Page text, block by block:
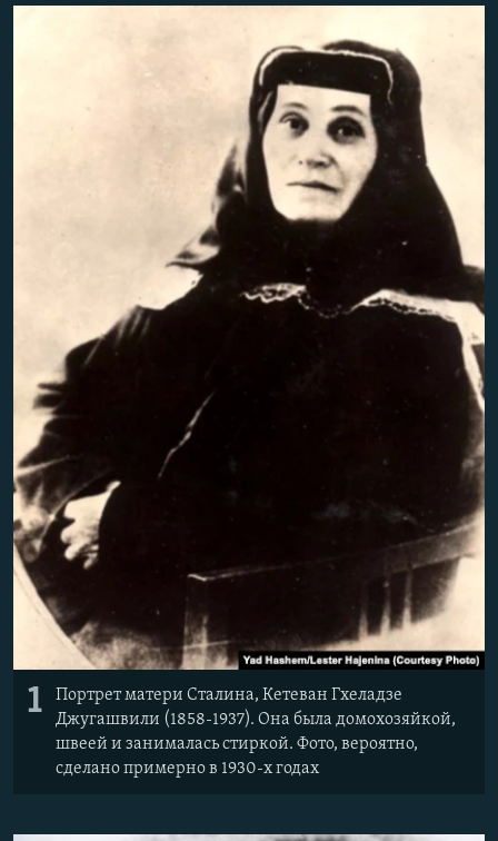
УКРАИНСКАЯ ПРОБЛЕМА КРЫМА
1
Портрет матери Сталина, Кетеван Гхеладзе
Джугашвили (1858-1937). Она была домохозяйкой,
швеей и занималась стиркой. Фото, вероятно,
сделано примерно в 1930-х годах